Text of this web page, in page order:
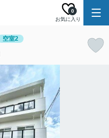
お気に入り
0
空室2